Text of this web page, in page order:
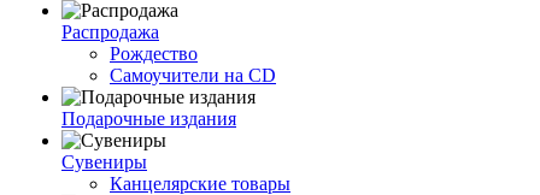
Распродажа
Рождество
Самоучители на CD
Подарочные издания
Сувениры
Канцелярские товары